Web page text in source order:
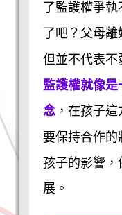
了監護權爭
了吧？父母
但並不代表不
監護權就像是
念，在孩子這
要保持合作
孩子的影響，
展。